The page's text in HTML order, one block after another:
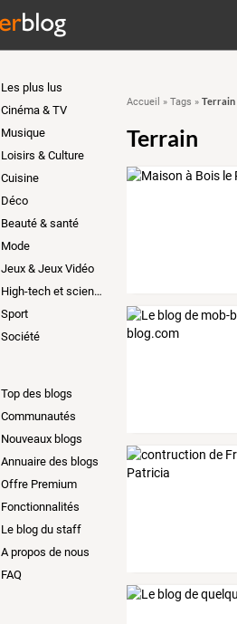
Les plus lus
Cinéma & TV
Musique
Loisirs & Culture
Cuisine
Déco
Beauté & santé
Mode
Jeux & Jeux Vidéo
High-tech et sciences
Sport
Société
Top des blogs
Communautés
Nouveaux blogs
Annuaire des blogs
Offre Premium
Fonctionnalités
Le blog du staff
A propos de nous
FAQ
Accueil » Tags » Terrain
Terrain